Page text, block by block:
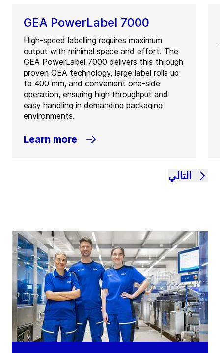
GEA PowerLabel 7000
High‑speed labelling requires maximum
output with minimal space and effort. The
GEA PowerLabel 7000 delivers this through
proven GEA technology, large label rolls up
to 400 mm, and convenient one‑side
operation, ensuring high throughput and
easy handling in demanding packaging
environments.
Learn more
التالي